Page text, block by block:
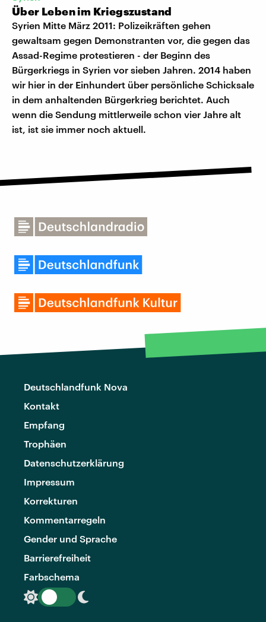
Über Leben im Kriegszustand
Syrien Mitte März 2011: Polizeikräften gehen
gewaltsam gegen Demonstranten vor, die gegen das
Assad-Regime protestieren - der Beginn des
Bürgerkriegs in Syrien vor sieben Jahren. 2014 haben
wir hier in der Einhundert über persönliche Schicksale
in dem anhaltenden Bürgerkrieg berichtet. Auch
wenn die Sendung mittlerweile schon vier Jahre alt
ist, ist sie immer noch aktuell.
Deutschlandfunk Nova
Kontakt
Empfang
Trophäen
Datenschutzerklärung
Impressum
Korrekturen
Kommentarregeln
Gender und Sprache
Barrierefreiheit
Farbschema